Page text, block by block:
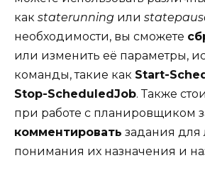
как staterunning или
необходимости, вы сможете
или изменить её параметры,
команды, такие как Start-
Stop-ScheduledJob. Также
при работе с планировщиком
комментировать задания для
понимания их назначения и